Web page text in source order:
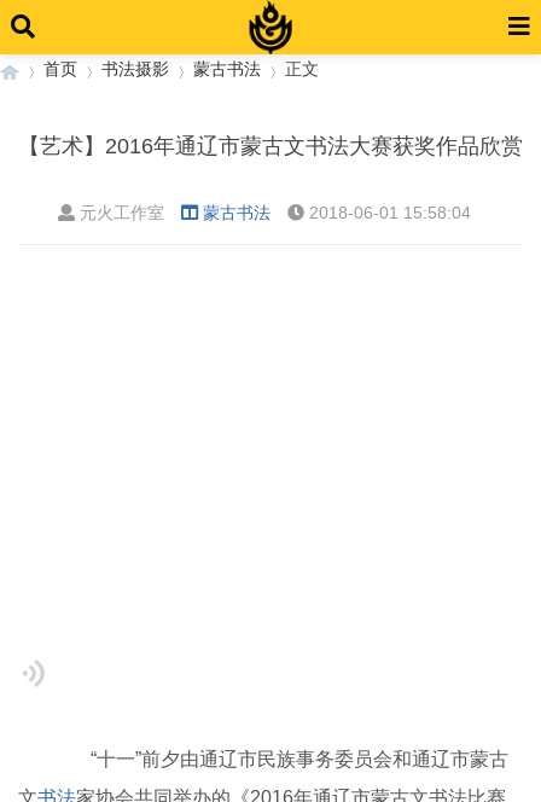
首页 书法摄影 蒙古书法 正文
【艺术】2016年通辽市蒙古文书法大赛获奖作品欣赏
元火工作室 蒙古书法 2018-06-01 15:58:04
“十一”前夕由通辽市民族事务委员会和通辽市蒙古
文书法家协会共同举办的《2016年通辽市蒙古文书法比赛